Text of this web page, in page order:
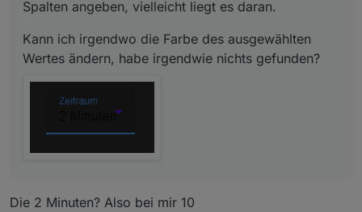
Spalten angeben, vielleicht liegt es daran.
Kann ich irgendwo die Farbe des ausgewählten
Wertes ändern, habe irgendwie nichts gefunden?
Die 2 Minuten? Also bei mir 10